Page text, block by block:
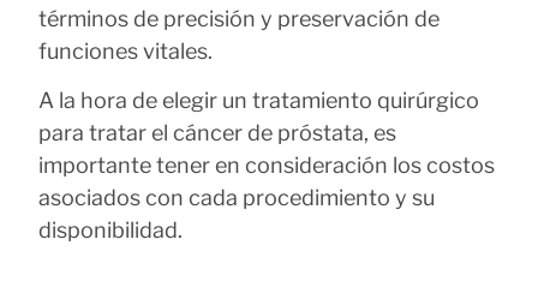
términos de precisión y preservación de
funciones vitales.
A la hora de elegir un tratamiento quirúrgico
para tratar el cáncer de próstata, es
importante tener en consideración los costos
asociados con cada procedimiento y su
disponibilidad.